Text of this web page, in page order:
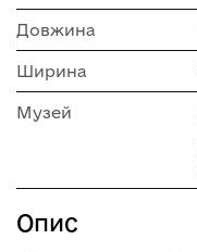
Довжина
Ширина
Музей
Опис